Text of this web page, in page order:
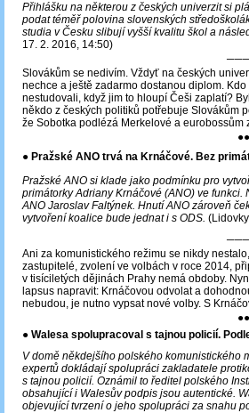
Přihlášku na některou z českých univerzit si
podat téměř polovina slovenských
studia v Česku slibují vyšší kvalitu škol a
17. 2. 2016, 14:50)
Slovákům se nedivím. Vždyť na českých
nechce a ještě zadarmo dostanou diplom.
nestudovali, když jim to hloupí Češi zaplatí?
někdo z českých politiků potřebuje Slovákům
že Sobotka podlézá Merkelové a eurobossům
● Pražské ANO trvá na Krnáčové. Bez
Pražské ANO si klade jako podmínku pro
primátorky Adriany Krnáčové (ANO) ve
ANO Jaroslav Faltýnek. Hnutí ANO zároveň
vytvoření koalice bude jednat i s ODS.
Ani za komunistického režimu se nikdy
zastupitelé, zvolení ve volbách v roce 2014,
v tisíciletých dějinách Prahy nemá obdoby.
lapsus napravit: Krnáčovou odvolat a
nebudou, je nutno vypsat nové volby. S
● Walesa spolupracoval s tajnou policií.
V domě někdejšího polského komunistického
expertů dokládají spolupráci zakladatele
s tajnou policií. Oznámil to ředitel polského
obsahující i Walesův podpis jsou autentické.
objevující tvrzení o jeho spolupráci za snahu